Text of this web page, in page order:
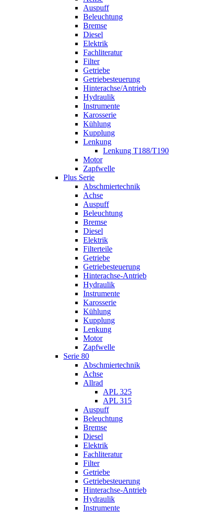
Auspuff
Beleuchtung
Bremse
Diesel
Elektrik
Fachliteratur
Filter
Getriebe
Getriebesteuerung
Hinterachse/Antrieb
Hydraulik
Instrumente
Karosserie
Kühlung
Kupplung
Lenkung
Lenkung T188/T190
Motor
Zapfwelle
Plus Serie
Abschmiertechnik
Achse
Auspuff
Beleuchtung
Bremse
Diesel
Elektrik
Filterteile
Getriebe
Getriebesteuerung
Hinterachse-Antrieb
Hydraulik
Instrumente
Karosserie
Kühlung
Kupplung
Lenkung
Motor
Zapfwelle
Serie 80
Abschmiertechnik
Achse
Allrad
APL 325
APL 315
Auspuff
Beleuchtung
Bremse
Diesel
Elektrik
Fachliteratur
Filter
Getriebe
Getriebesteuerung
Hinterachse-Antrieb
Hydraulik
Instrumente